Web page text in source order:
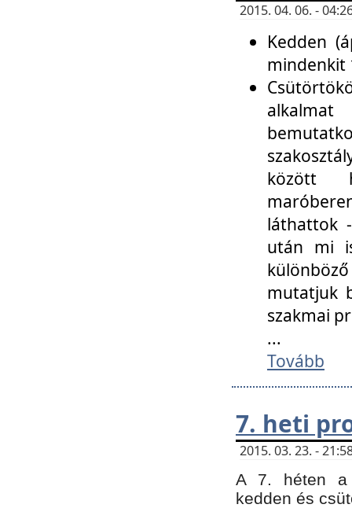
2015. 04. 06. -
Kedden
mindenkit
között
láthattok
után mi
mutatjuk
szakmai
...
Tovább
7. heti
2015. 03. 23. -
A 7. héten a
kedden és